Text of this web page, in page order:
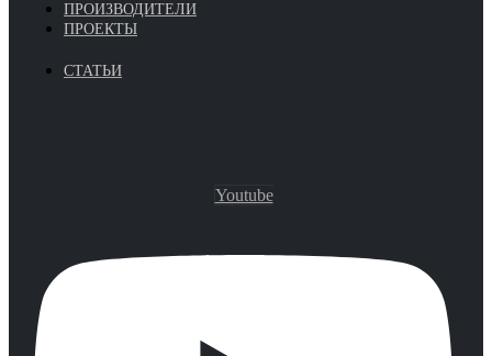
ПРОИЗВОДИТЕЛИ
ПРОЕКТЫ
СТАТЬИ
Youtube